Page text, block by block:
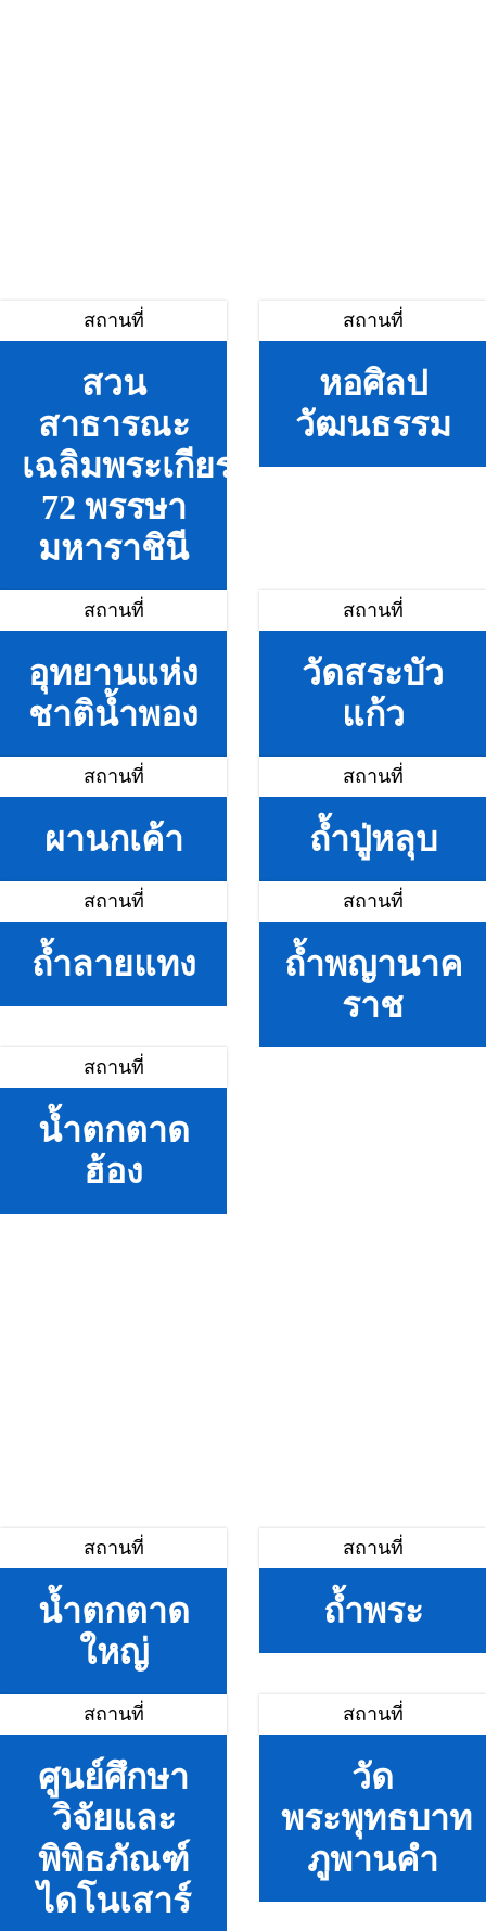
สถานที่
สวน
สาธารณะ
เฉลิมพระเกียรติ
72 พรรษา
มหาราชินี
สถานที่
หอศิลป
วัฒนธรรม
สถานที่
อุทยานแห่ง
ชาติน้ำพอง
สถานที่
วัดสระบัว
แก้ว
สถานที่
ผานกเค้า
สถานที่
ถ้ำปู่หลุบ
สถานที่
ถ้ำลายแทง
สถานที่
ถ้ำพญานาค
ราช
สถานที่
น้ำตกตาด
ฮ้อง
สถานที่
น้ำตกตาด
ใหญ่
สถานที่
ถ้ำพระ
สถานที่
ศูนย์ศึกษา
วิจัยและ
พิพิธภัณฑ์
ไดโนเสาร์
สถานที่
วัด
พระพุทธบาท
ภูพานคำ